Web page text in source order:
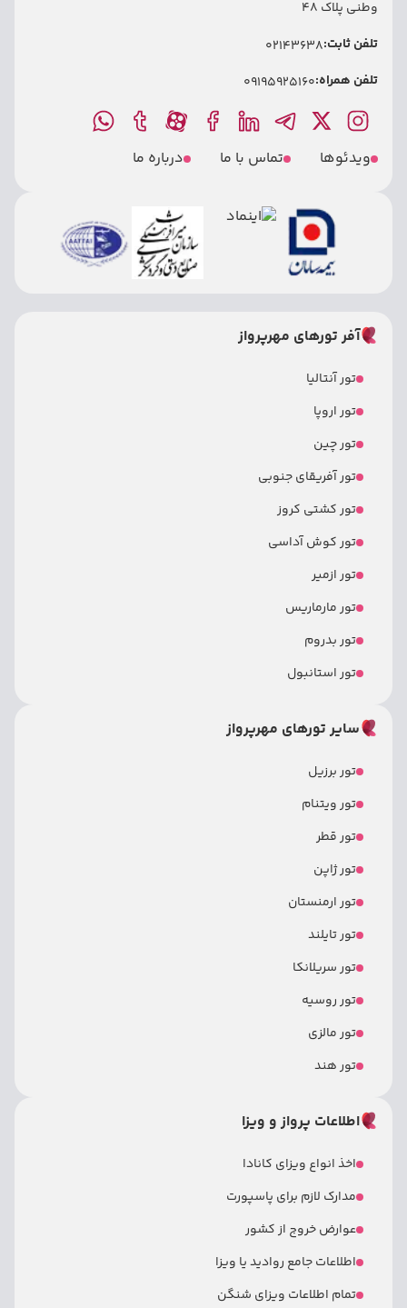
وطنی پلاک 48
تلفن ثابت:02143638
تلفن همراه:09195925160
ویدئوها تماس با ما درباره ما
آفر تورهای مهرپرواز
تور آنتالیا
تور اروپا
تور چین
تور آفریقای جنوبی
تور کشتی کروز
تور کوش آداسی
تور ازمیر
تور مارماریس
تور بدروم
تور استانبول
سایر تورهای مهرپرواز
تور برزیل
تور ویتنام
تور قطر
تور ژاپن
تور ارمنستان
تور تایلند
تور سریلانکا
تور روسیه
تور مالزی
تور هند
اطلاعات پرواز و ویزا
اخذ انواع ویزای کانادا
مدارک لازم برای پاسپورت
عوارض خروج از کشور
اطلاعات جامع روادید یا ویزا
تمام اطلاعات ویزای شنگن